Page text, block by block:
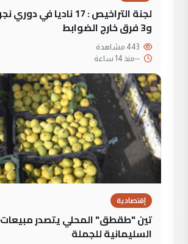
لجنة التراخيص : 17 ناديا
و3 فرق خارج الضوابط
--منذ 14 ساعة
إقتصادية
تين "طقطق" المحلي يتصدر
السليمانية للجملة